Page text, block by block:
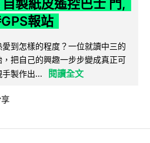
製紙皮遙控巴士 門,
報站
到怎樣的程度？一位就讀中三的
把自己的興趣一步步變成真正可
製作出...
閱讀全文